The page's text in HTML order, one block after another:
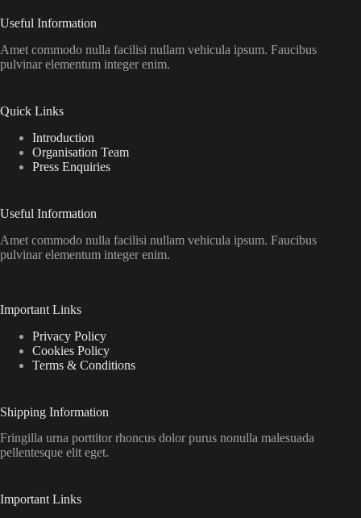
Useful Information
Amet commodo nulla facilisi nullam vehicula ipsum. Faucibus
pulvinar elementum integer enim.
Quick Links
Introduction
Organisation Team
Press Enquiries
Useful Information
Amet commodo nulla facilisi nullam vehicula ipsum. Faucibus
pulvinar elementum integer enim.
Important Links
Privacy Policy
Cookies Policy
Terms & Conditions
Shipping Information
Fringilla urna porttitor rhoncus dolor purus nonulla malesuada
pellentesque elit eget.
Important Links